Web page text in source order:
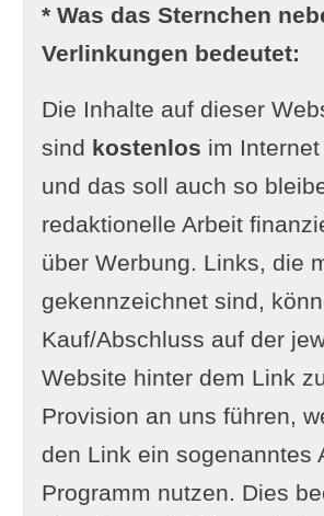
* Was das Sternchen
Verlinkungen bedeutet:
Die Inhalte auf dieser
sind kostenlos im
und das soll auch so
redaktionelle Arbeit
über Werbung. Links, die
gekennzeichnet sind,
Kauf/Abschluss auf der
Website hinter dem Link
Provision an uns führen,
den Link ein sogenanntes
Programm nutzen. Dies